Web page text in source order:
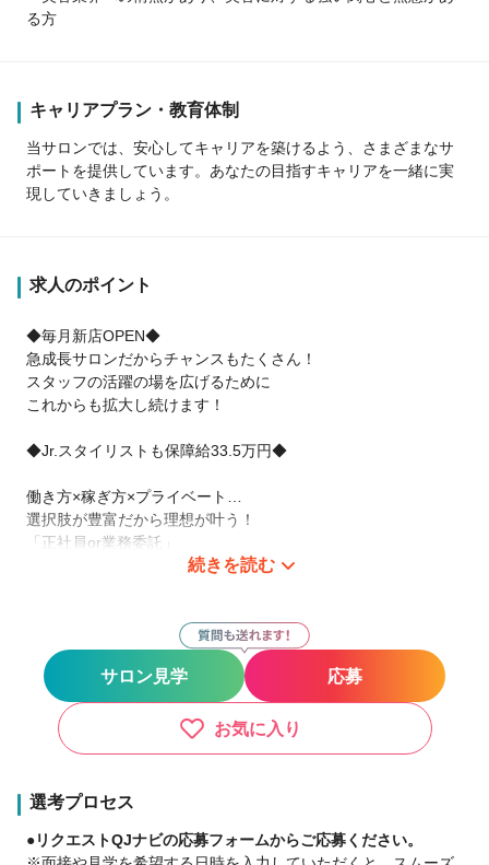
る方
キャリアプラン・教育体制
当サロンでは、安心してキャリアを築けるよう、さまざまなサ
ポートを提供しています。あなたの目指すキャリアを一緒に実
現していきましょう。
求人のポイント
◆毎月新店OPEN◆
急成長サロンだからチャンスもたくさん！
スタッフの活躍の場を広げるために
これからも拡大し続けます！
◆Jr.スタイリストも保障給33.5万円◆
働き方×稼ぎ方×プライベート…
選択肢が豊富だから理想が叶う！
「正社員or業務委託」
「たくさん稼ぎたいorプライベート派」など
【保障給＋歩合で稼げる！】
総売上100万円を超えた「売上の30％」が歩合になります。
※スタイリスト歴5年実績：平均客単価8000円
総売上120万円（入客150名）＝保障給33.5万円＋歩合6万円
⇒総支給39.5万円
＊9～16時×週4出勤
＊1日8h勤務×完全週休2日
続きを読む
サロン見学 応募
お気に入り
選考プロセス
●リクエストQJナビの応募フォームからご応募ください。